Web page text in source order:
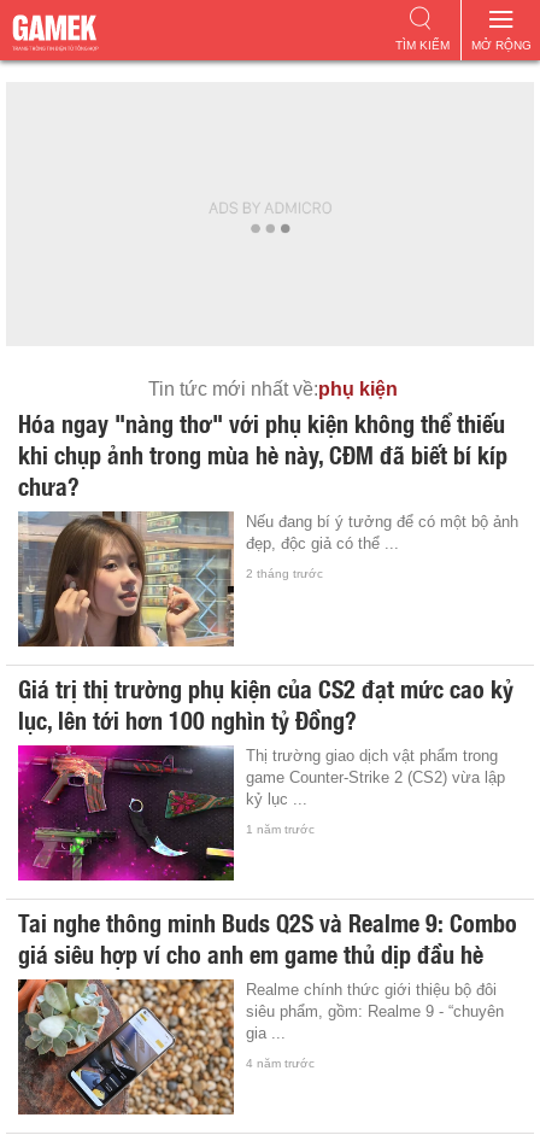
MỞ RỘNG
TÌM KIẾM
Tin tức mới nhất về:phụ kiện
Hóa ngay "nàng thơ" với phụ kiện không thể thiếu
khi chụp ảnh trong mùa hè này, CĐM đã biết bí kíp
chưa?
Nếu đang bí ý tưởng để có một bộ ảnh
đẹp, độc giả có thể ...
2 tháng trước
Giá trị thị trường phụ kiện của CS2 đạt mức cao kỷ
lục, lên tới hơn 100 nghìn tỷ Đồng?
Thị trường giao dịch vật phẩm trong
game Counter-Strike 2 (CS2) vừa lập
kỷ lục ...
1 năm trước
Tai nghe thông minh Buds Q2S và Realme 9: Combo
giá siêu hợp ví cho anh em game thủ dịp đầu hè
Realme chính thức giới thiệu bộ đôi
siêu phẩm, gồm: Realme 9 - “chuyên
gia ...
4 năm trước